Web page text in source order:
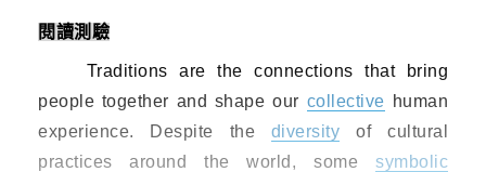
閱讀測驗
Traditions are the connections that bring
people together and shape our collective human
experience. Despite the diversity of cultural
practices around the world, some symbolic